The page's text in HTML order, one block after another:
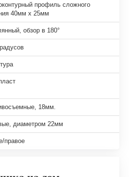
профиль сложного
40мм х 25мм
обзор в 180°
18мм.
диаметром 22мм
правое